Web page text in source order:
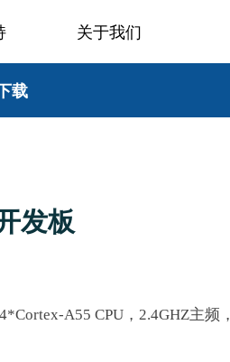
关于我们
载
发板
A55 CPU，2.4GHZ主频，